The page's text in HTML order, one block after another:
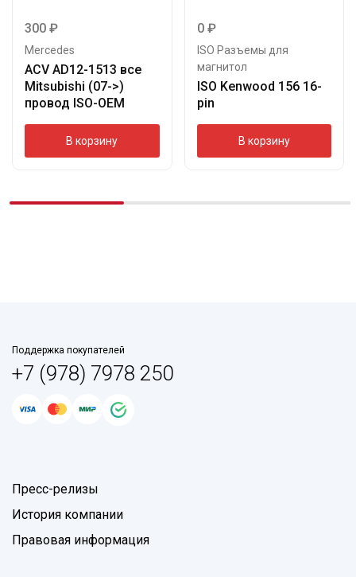
300 ₽
Mercedes
ACV AD12-1513 все
Mitsubishi (07->)
провод ISO-OEM
В корзину
0 ₽
ISO Разъемы для
магнитол
ISO Kenwood 156 16-
pin
В корзину
Поддержка покупателей
+7 (978) 7978 250
Пресс-релизы
История компании
Правовая информация